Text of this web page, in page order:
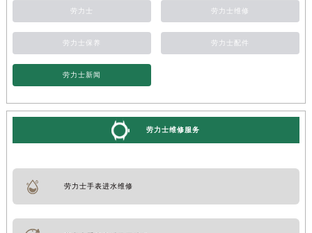
劳力士 劳力士维修
劳力士保养 劳力士配件
劳力士新闻
劳力士维修服务
劳力士手表进水维修